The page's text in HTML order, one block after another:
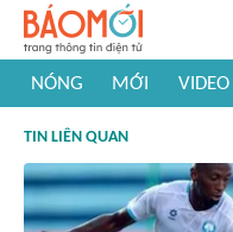
NÓNG MỚI VIDEO
#Khám phá thế giới
TIN LIÊN QUAN